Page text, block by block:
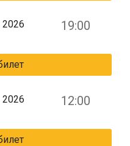
2026 19:00
2026 12:00